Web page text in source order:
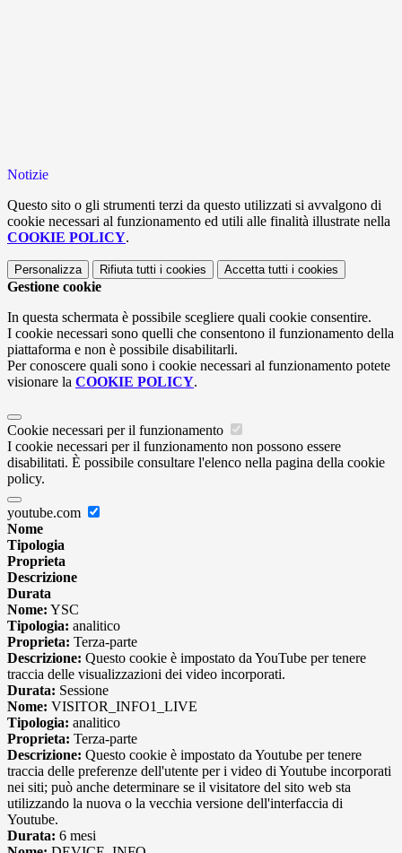
Notizie
Questo sito o gli strumenti terzi da questo utilizzati si avvalgono di
cookie necessari al funzionamento ed utili alle finalità illustrate nella
COOKIE POLICY.
Personalizza Rifiuta tutti i cookies Accetta tutti i cookies
Gestione cookie
In questa schermata è possibile scegliere quali cookie consentire.
I cookie necessari sono quelli che consentono il funzionamento della
piattaforma e non è possibile disabilitarli.
Per conoscere quali sono i cookie necessari al funzionamento potete
visionare la COOKIE POLICY.
Cookie necessari per il funzionamento
I cookie necessari per il funzionamento non possono essere
disabilitati. È possibile consultare l'elenco nella pagina della cookie
policy.
youtube.com
Nome
Tipologia
Proprieta
Descrizione
Durata
Nome: YSC
Tipologia: analitico
Proprieta: Terza-parte
Descrizione: Questo cookie è impostato da YouTube per tenere
traccia delle visualizzazioni dei video incorporati.
Durata: Sessione
Nome: VISITOR_INFO1_LIVE
Tipologia: analitico
Proprieta: Terza-parte
Descrizione: Questo cookie è impostato da Youtube per tenere
traccia delle preferenze dell'utente per i video di Youtube incorporati
nei siti; può anche determinare se il visitatore del sito web sta
utilizzando la nuova o la vecchia versione dell'interfaccia di
Youtube.
Durata: 6 mesi